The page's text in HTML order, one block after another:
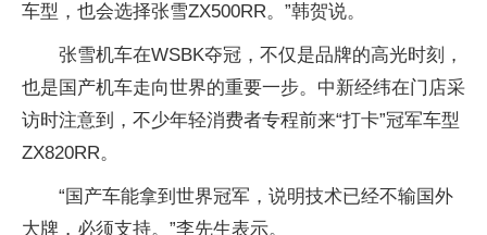
车型，也会选择张雪ZX500RR。”韩贺说。
张雪机车在WSBK夺冠，不仅是品牌的高光时刻，
也是国产机车走向世界的重要一步。中新经纬在门店采
访时注意到，不少年轻消费者专程前来“打卡”冠军车型
ZX820RR。
“国产车能拿到世界冠军，说明技术已经不输国外
大牌，必须支持。”李先生表示。